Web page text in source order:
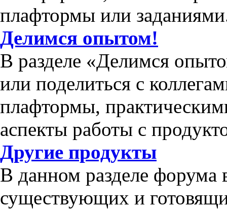
плафтормы или
Делимся опытом!
В разделе «Делимся
или поделиться с
плафтормы,
аспекты работы с
Другие продукты
В данном разделе форума
существующих и